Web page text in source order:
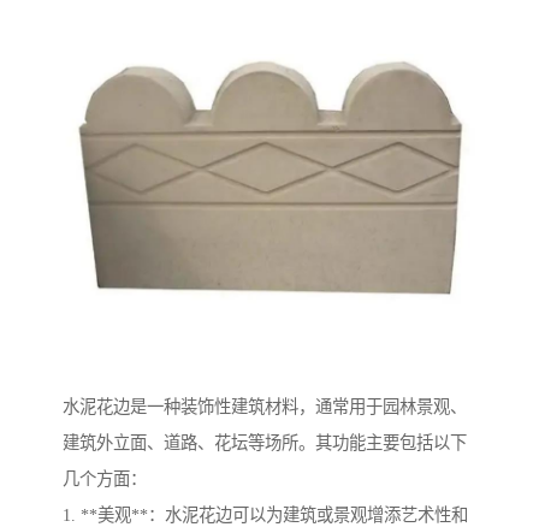
水泥花边是一种装饰性建筑材料，通常用于园林景观、
建筑外立面、道路、花坛等场所。其功能主要包括以下
几个方面：
1. **美观**：水泥花边可以为建筑或景观增添艺术性和